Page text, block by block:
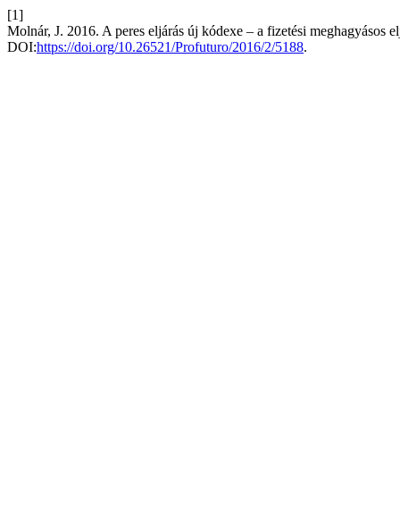
[1]
Molnár, J. 2016. A peres eljárás új kódexe – a fizetési meghagyásos
DOI:https://doi.org/10.26521/Profuturo/2016/2/5188.